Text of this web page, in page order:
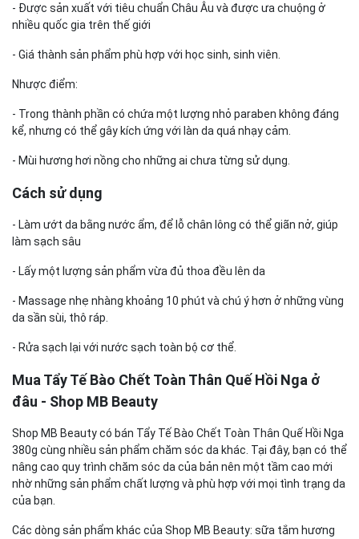
- Được sản xuất với tiêu chuẩn Châu Âu và được ưa chuộng ở
nhiều quốc gia trên thế giới
- Giá thành sản phẩm phù hợp với học sinh, sinh viên.
Nhược điểm:
- Trong thành phần có chứa một lượng nhỏ paraben không đáng
kể, nhưng có thể gây kích ứng với làn da quá nhạy cảm.
- Mùi hương hơi nồng cho những ai chưa từng sử dụng.
Cách sử dụng
- Làm ướt da bằng nước ẩm, để lỗ chân lông có thể giãn nở, giúp
làm sạch sâu
- Lấy một lượng sản phẩm vừa đủ thoa đều lên da
- Massage nhẹ nhàng khoảng 10 phút và chú ý hơn ở những vùng
da sần sùi, thô ráp.
- Rửa sạch lại với nước sạch toàn bộ cơ thể.
Mua Tẩy Tế Bào Chết Toàn Thân Quế Hồi Nga ở
đâu - Shop MB Beauty
Shop MB Beauty có bán Tẩy Tế Bào Chết Toàn Thân Quế Hồi Nga
380g cùng nhiều sản phẩm chăm sóc da khác. Tại đây, bạn có thể
nâng cao quy trình chăm sóc da của bản nên một tầm cao mới
nhờ những sản phẩm chất lượng và phù hợp với mọi tình trạng da
của bạn.
Các dòng sản phẩm khác của Shop MB Beauty: sữa tắm hương